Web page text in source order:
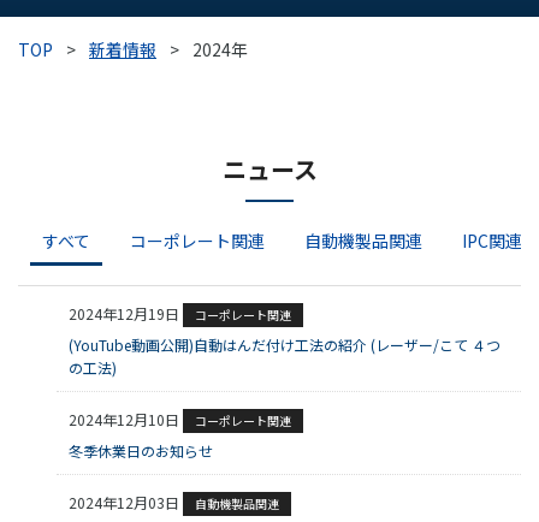
導入事例
03-3588-0551
TOP > 新着情報 > 2024年
ニュース
すべて コーポレート関連 自動機製品関連 IPC関連
2024年12月19日 コーポレート関連
(YouTube動画公開)自動はんだ付け工法の紹介 (レーザー/こて ４つ
の工法)
2024年12月10日 コーポレート関連
冬季休業日のお知らせ
2024年12月03日 自動機製品関連